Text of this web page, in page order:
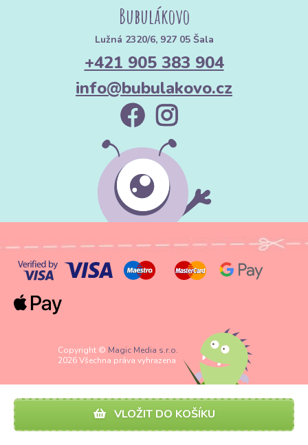
VLOŽIT DO KOŠÍKU
Bubulákovo
Lužná 2320/6, 927 05 Šala
+421 905 383 904
info@bubulakovo.cz
Copyright © Magic Media s.r.o.
2026 Všechna práva vyhrazena